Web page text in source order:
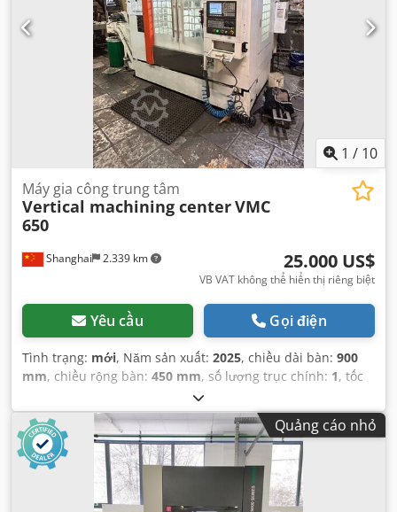
1 / 10
Shanghai 2.339 km
Máy gia công trung tâm
Vertical machining centerVMC
650
25.000 US$
VB VAT không thể hiển thị riêng biệt
Yêu cầu Gọi điện
Tình trạng: mới, Năm sản xuất: 2025, chiều dài bàn: 900
mm, chiều rộng bàn: 450 mm, số lượng trục chính: 1, tốc
8.000 vòng/phút
kg,
Quảng cáo nhỏ